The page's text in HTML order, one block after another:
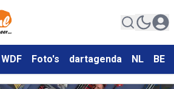
WDF Foto's dartagenda NL BE